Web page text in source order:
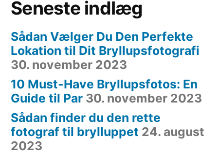
Seneste indlæg
Sådan Vælger Du Den Perfekte
Lokation til Dit Bryllupsfotografi
30. november 2023
10 Must-Have Bryllupsfotos: En
Guide til Par 30. november 2023
Sådan finder du den rette
fotograf til brylluppet 24. august
2023